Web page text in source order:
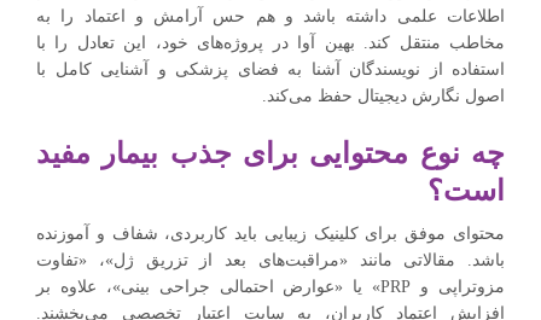
اطلاعات علمی داشته باشد و هم حس آرامش و اعتماد را به
مخاطب منتقل کند. بهین آوا در پروژه‌های خود، این تعادل را با
استفاده از نویسندگان آشنا به فضای پزشکی و آشنایی کامل با
اصول نگارش دیجیتال حفظ می‌کند.
چه نوع محتوایی برای جذب بیمار مفید
است؟
محتوای موفق برای کلینیک زیبایی باید کاربردی، شفاف و آموزنده
باشد. مقالاتی مانند «مراقبت‌های بعد از تزریق ژل»، «تفاوت
مزوتراپی و PRP» یا «عوارض احتمالی جراحی بینی»، علاوه بر
افزایش اعتماد کاربران، به سایت اعتبار تخصصی می‌بخشند.